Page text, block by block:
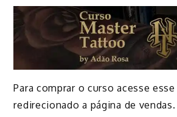
Para comprar o curso acesse esse
redirecionado a página de vendas.